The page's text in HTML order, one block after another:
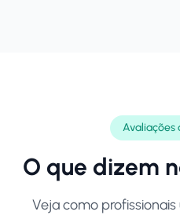
Avaliações
O que dizem
Veja como